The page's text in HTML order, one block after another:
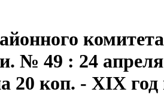
№ 49 : 24
20 коп. - XIX год